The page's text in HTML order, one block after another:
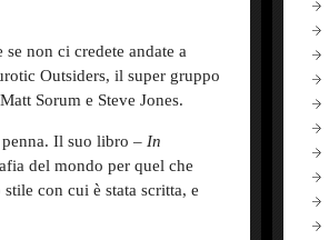
non ci credete andate a
Outsiders, il super gruppo
Sorum e Steve Jones.
Il suo libro – In
del mondo per quel che
con cui è stata scritta, e